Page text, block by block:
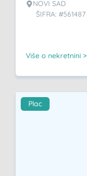
NOVI SAD
ŠIFRA: #561487
Više o nekretnini >
Plac